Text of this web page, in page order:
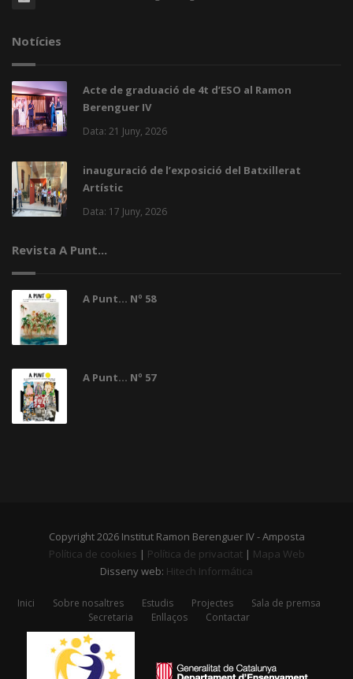
Notícies
Acte de graduació de 4t d’ESO al Ramon
Berenguer IV
Data: 21 Juny, 2026
inauguració de l’exposició del Batxillerat
Artístic
Data: 17 Juny, 2026
Revista A Punt...
A Punt... Nº 58
A Punt... Nº 57
Copyright 2026 Institut Ramon Berenguer IV - Amposta
Política de cookies | Política de privacitat| Mapa Web
Disseny web: Hitech Informática
Inici Sobre nosaltres Estudis Projectes
Sala de premsa
Secretaria
Enllaços Contactar